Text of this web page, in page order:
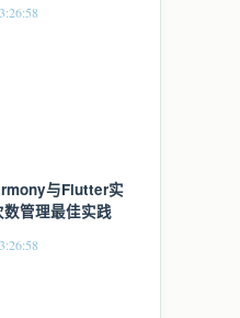
与Flutter实
管理最佳实践